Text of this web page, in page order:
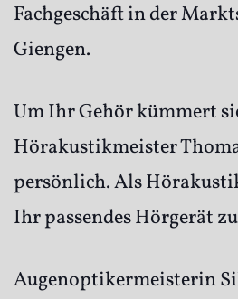
Fachgeschäft in der
Giengen.
Um Ihr Gehör kümmert
Hörakustikmeister
persönlich. Als
Ihr passendes Hörgerät
Augenoptikermeisterin